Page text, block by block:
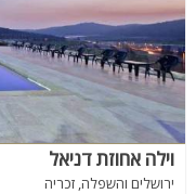
וילה אחוזת דניאל
ירושלים והשפלה, זכריה